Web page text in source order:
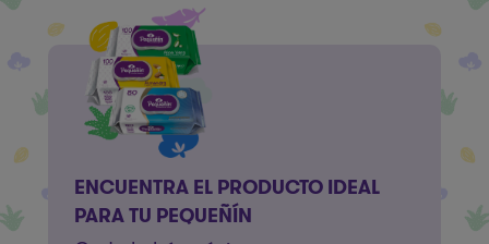
ENCUENTRA EL PRODUCTO IDEAL
PARA TU PEQUEÑÍN